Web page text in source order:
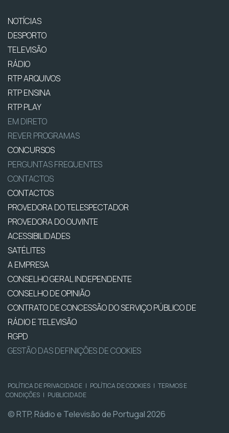
NOTÍCIAS
DESPORTO
TELEVISÃO
RÁDIO
RTP ARQUIVOS
RTP ENSINA
RTP PLAY
EM DIRETO
REVER PROGRAMAS
CONCURSOS
PERGUNTAS FREQUENTES
CONTACTOS
CONTACTOS
PROVEDORA DO TELESPECTADOR
PROVEDORA DO OUVINTE
ACESSIBILIDADES
SATÉLITES
A EMPRESA
CONSELHO GERAL INDEPENDENTE
CONSELHO DE OPINIÃO
CONTRATO DE CONCESSÃO DO SERVIÇO PÚBLICO DE
RÁDIO E TELEVISÃO
RGPD
GESTÃO DAS DEFINIÇÕES DE COOKIES
POLÍTICA DE PRIVACIDADE | POLÍTICA DE COOKIES | TERMOS E
CONDIÇÕES | PUBLICIDADE
© RTP, Rádio e Televisão de Portugal 2026